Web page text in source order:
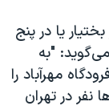
یا در پنج
"به
مهرآباد را
نفر در تهران